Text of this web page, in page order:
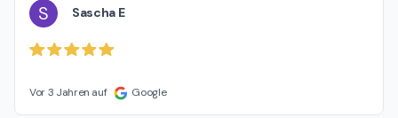
S Sascha E
Vor 3 Jahren auf Google